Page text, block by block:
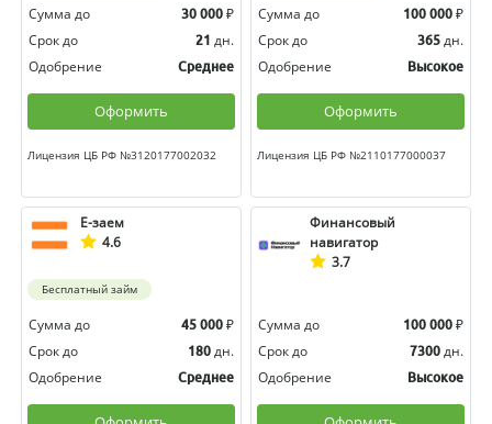
Сумма до 30 000 ₽
Срок до
21 дн.
Одобрение
Среднее
Оформить
Лицензия ЦБ РФ №3120177002032
Сумма до 100 000 ₽
Срок до
365 дн.
Одобрение
Высокое
Оформить
Лицензия ЦБ РФ №2110177000037
Е-заем
4.6
Бесплатный займ
Сумма до 45 000 ₽
Срок до
180 дн.
Одобрение
Среднее
Финансовый
навигатор
3.7
Сумма до 100 000 ₽
Срок до
7300 дн.
Одобрение
Высокое